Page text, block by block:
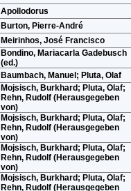
Apollodorus
Burton, Pierre-André
Meirinhos, José Francisco
Bondino, Mariacarla Gadebusch
(ed.)
Baumbach, Manuel; Pluta, Olaf
Mojsisch, Burkhard; Pluta, Olaf;
Rehn, Rudolf (Herausgegeben
von)
Mojsisch, Burkhard; Pluta, Olaf;
Rehn, Rudolf (Herausgegeben
von)
Mojsisch, Burkhard; Pluta, Olaf;
Rehn, Rudolf (Herausgegeben
von)
Mojsisch, Burkhard; Pluta, Olaf;
Rehn, Rudolf (Herausgegeben